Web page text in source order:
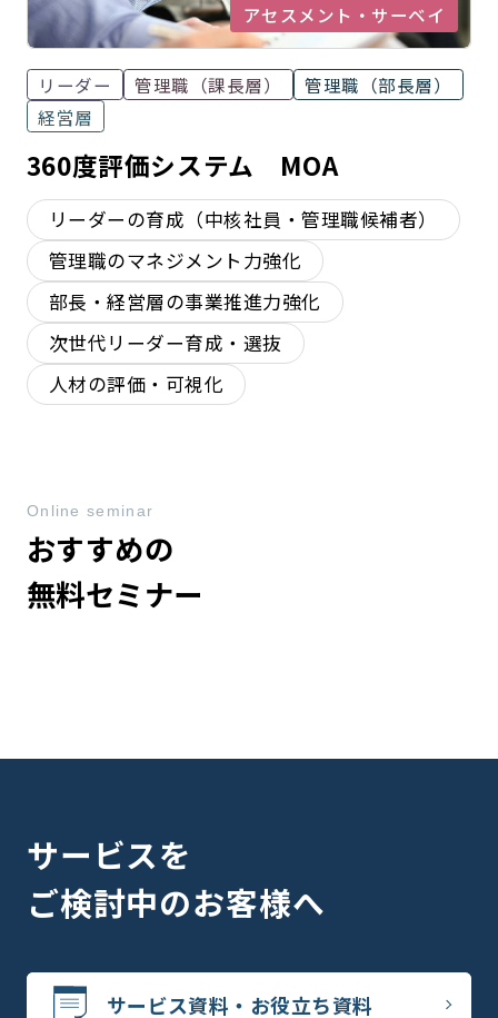
アセスメント・サーベイ
リーダー 管理職（課長層）
管理職（部長層）
経営層
360度評価システム MOA
リーダーの育成（中核社員・管理職候補者）
管理職のマネジメント力強化
部長・経営層の事業推進力強化
次世代リーダー育成・選抜
人材の評価・可視化
おすすめの
無料セミナー
Online seminar
サービスを
ご検討中のお客様へ
サービス資料・お役立ち資料